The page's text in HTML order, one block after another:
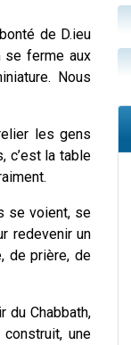
de D.ieu
se ferme aux
Nous
les gens
c’est la table
se voient, se
redevenir un
de prière, de
du Chabbath,
une